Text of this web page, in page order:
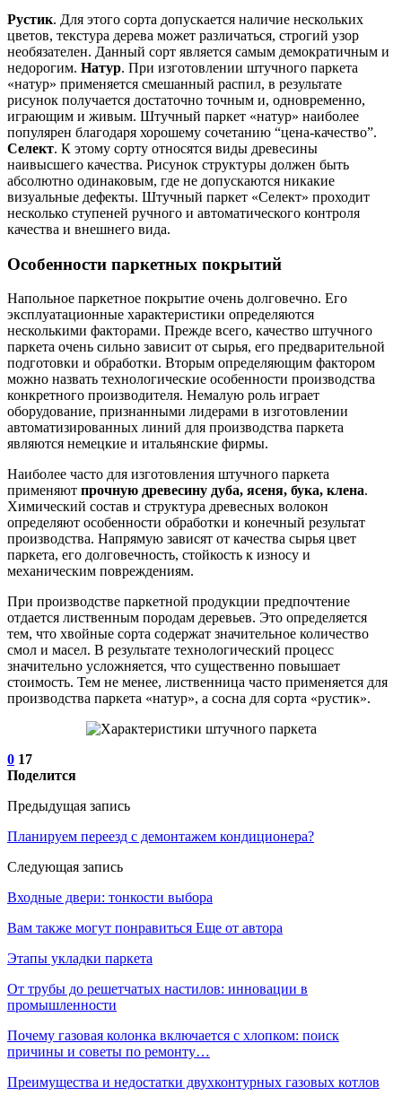
Рустик. Для этого сорта допускается наличие нескольких
цветов, текстура дерева может различаться, строгий узор
необязателен. Данный сорт является самым демократичным и
недорогим. Натур. При изготовлении штучного паркета
«натур» применяется смешанный распил, в результате
рисунок получается достаточно точным и, одновременно,
играющим и живым. Штучный паркет «натур» наиболее
популярен благодаря хорошему сочетанию “цена-качество”.
Селект. К этому сорту относятся виды древесины
наивысшего качества. Рисунок структуры должен быть
абсолютно одинаковым, где не допускаются никакие
визуальные дефекты. Штучный паркет «Селект» проходит
несколько ступеней ручного и автоматического контроля
качества и внешнего вида.
Особенности паркетных покрытий
Напольное паркетное покрытие очень долговечно. Его
эксплуатационные характеристики определяются
несколькими факторами. Прежде всего, качество штучного
паркета очень сильно зависит от сырья, его предварительной
подготовки и обработки. Вторым определяющим фактором
можно назвать технологические особенности производства
конкретного производителя. Немалую роль играет
оборудование, признанными лидерами в изготовлении
автоматизированных линий для производства паркета
являются немецкие и итальянские фирмы.
Наиболее часто для изготовления штучного паркета
применяют прочную древесину дуба, ясеня, бука, клена.
Химический состав и структура древесных волокон
определяют особенности обработки и конечный результат
производства. Напрямую зависят от качества сырья цвет
паркета, его долговечность, стойкость к износу и
механическим повреждениям.
При производстве паркетной продукции предпочтение
отдается лиственным породам деревьев. Это определяется
тем, что хвойные сорта содержат значительное количество
смол и масел. В результате технологический процесс
значительно усложняется, что существенно повышает
стоимость. Тем не менее, лиственница часто применяется для
производства паркета «натур», а сосна для сорта «рустик».
0 17
Поделится
Предыдущая запись
Планируем переезд с демонтажем кондиционера?
Следующая запись
Входные двери: тонкости выбора
Вам также могут понравиться Еще от автора
Этапы укладки паркета
От трубы до решетчатых настилов: инновации в
промышленности
Почему газовая колонка включается с хлопком: поиск
причины и советы по ремонту…
Преимущества и недостатки двухконтурных газовых котлов